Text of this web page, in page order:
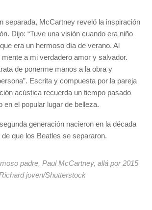
separada, McCartney reveló la inspiración
Dijo: “Tuve una visión cuando era niño
era un hermoso día de verano. Al
a mi verdadero amor y salvador.
de ponerme manos a la obra y
Escrita y compuesta por la pareja
acústica recuerda un tiempo pasado
en el popular lugar de belleza.
generación nacieron en la década
que los Beatles se separaron.
padre, Paul McCartney, allá por 2015
joven/Shutterstock